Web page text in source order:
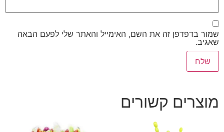
שמור בדפדפן זה את השם, האימייל והאתר שלי לפעם הבאה
שאגיב.
מוצרים קשורים